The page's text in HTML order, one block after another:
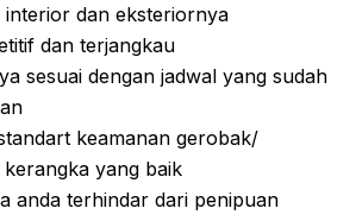
interior dan eksteriornya
dan terjangkau
sesuai dengan jadwal yang sudah
keamanan gerobak/
yang baik
anda terhindar dari penipuan